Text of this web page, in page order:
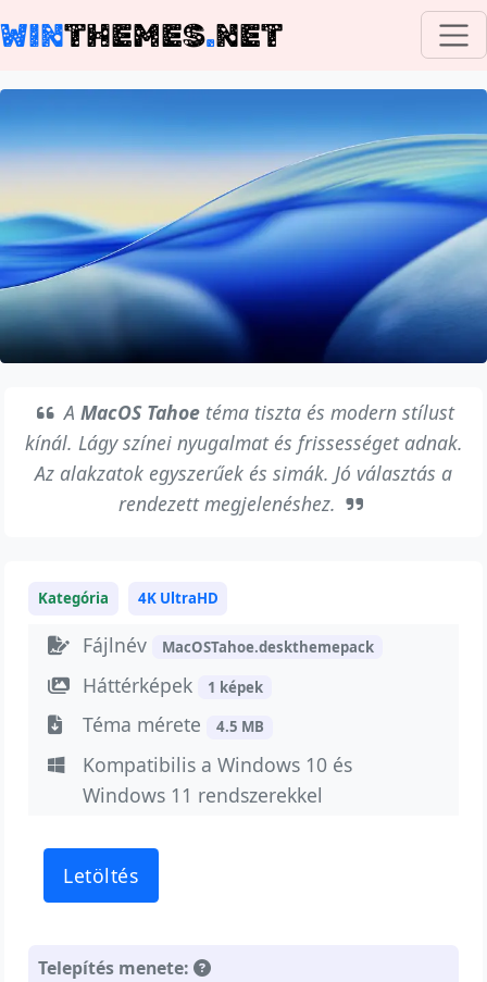
WINTHEMES.NET
AMacOS Tahoe téma tiszta és modern stílust
kínál. Lágy színei nyugalmat és frissességet adnak.
Az alakzatok egyszerűek és simák. Jó választás a
rendezett megjelenéshez.
Kategória 4K UltraHD
Fájlnév MacOSTahoe.deskthemepack
Háttérképek 1 képek
Téma mérete 4.5 MB
Kompatibilis a Windows 10 és
Windows 11 rendszerekkel
Letöltés
Telepítés menete: